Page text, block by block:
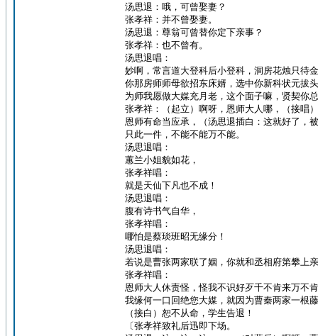
汤思退：哦，可曾娶妻？
张孝祥：并不曾娶妻。
汤思退：尊翁可曾替你定下亲事？
张孝祥：也不曾有。
汤思退唱：
妙啊，常言道大登科后小登科，洞房花烛只待
你那房师师母欲招东床婿，选中你新科状元拔
为师我愿做大媒充月老，这个面子嘛，贤契你
张孝祥：（起立）啊呀，恩师大人哪，（接唱）
恩师有命当应承，（汤思退插白：这就好了，
只此一件，不能不能万不能。
汤思退唱：
蕙兰小姐貌如花，
张孝祥唱：
就是天仙下凡也不成！
汤思退唱：
腹有诗书气自华，
张孝祥唱：
哪怕是蔡琰班昭无缘分！
汤思退唱：
若说是曹张两家联了姻，你就和丞相府第攀上
张孝祥唱：
恩师大人休责怪，怪我不识好歹千不肯来万不
我缘何一口回绝您大媒，就因为曹秦两家一根
（接白）恕不从命，学生告退！
〔张孝祥致礼后迅即下场。